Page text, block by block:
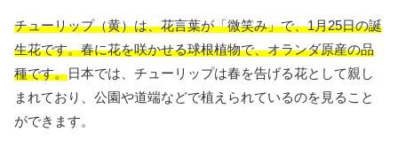
チューリップ（黄）は、花言葉が「微笑み」で、1月25日の誕
生花です。春に花を咲かせる球根植物で、オランダ原産の品
種です。日本では、チューリップは春を告げる花として親し
まれており、公園や道端などで植えられているのを見ること
ができます。